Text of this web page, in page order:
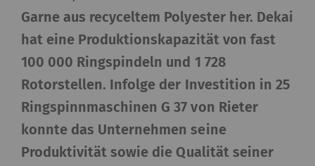
Garne aus recyceltem Polyester her. Dekai
hat eine Produktionskapazität von fast
100 000 Ringspindeln und 1 728
Rotorstellen. Infolge der Investition in 25
Ringspinnmaschinen G 37 von Rieter
konnte das Unternehmen seine
Produktivität sowie die Qualität seiner